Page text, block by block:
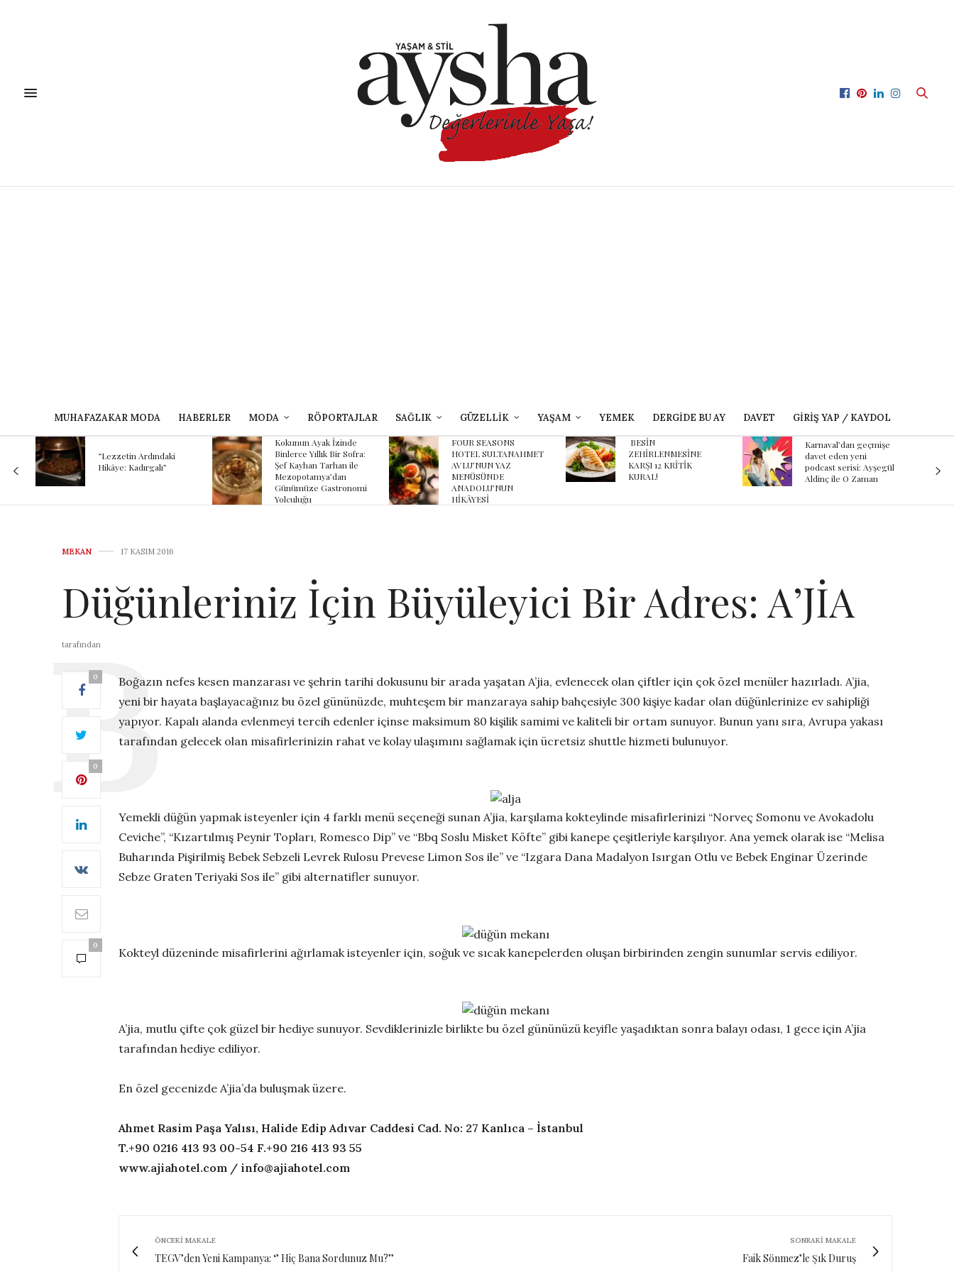
MUHAFAZAKAR MODA HABERLER MODA RÖPORTAJLAR SAĞLIK GÜZELLİK YAŞAM YEMEK DERGIDE BU AY DAVET GIRIŞ YAP / KAYDOL
“Lezzetin Ardındaki
Hikâye: Kadırgalı”
Kokunun Ayak İzinde
Binlerce Yıllık Bir Sofra:
Şef Kayhan Tarhan ile
Mezopotamya’dan
Günümüze Gastronomi
Yolculuğu
FOUR SEASONS
HOTEL SULTANAHMET
AVLU’NUN YAZ
MENÜSÜNDE
ANADOLU’NUN
HİKÂYESİ
BESİN
ZEHİRLENMESİNE
KARŞI 12 KRİTİK
KURAL!
Karnaval’dan geçmişe
davet eden yeni
podcast serisi: Ayşegül
Aldinç ile O Zaman
MEKAN 17 KASIM 2016
Düğünleriniz İçin Büyüleyici Bir Adres: A’JİA
tarafından
0
0
0
Boğazın nefes kesen manzarası ve şehrin tarihi dokusunu bir arada yaşatan A’jia, evlenecek olan çiftler için çok özel menüler hazırladı. A’jia,
yeni bir hayata başlayacağınız bu özel gününüzde, muhteşem bir manzaraya sahip bahçesiyle 300 kişiye kadar olan düğünlerinize ev sahipliği
yapıyor. Kapalı alanda evlenmeyi tercih edenler içinse maksimum 80 kişilik samimi ve kaliteli bir ortam sunuyor. Bunun yanı sıra, Avrupa yakası
tarafından gelecek olan misafirlerinizin rahat ve kolay ulaşımını sağlamak için ücretsiz shuttle hizmeti bulunuyor.
Yemekli düğün yapmak isteyenler için 4 farklı menü seçeneği sunan A’jia, karşılama kokteylinde misafirlerinizi “Norveç Somonu ve Avokadolu
Ceviche”, “Kızartılmış Peynir Topları, Romesco Dip” ve “Bbq Soslu Misket Köfte” gibi kanepe çeşitleriyle karşılıyor. Ana yemek olarak ise “Melisa
Buharında Pişirilmiş Bebek Sebzeli Levrek Rulosu Prevese Limon Sos ile” ve “Izgara Dana Madalyon Isırgan Otlu ve Bebek Enginar Üzerinde
Sebze Graten Teriyaki Sos ile” gibi alternatifler sunuyor.
Kokteyl düzeninde misafirlerini ağırlamak isteyenler için, soğuk ve sıcak kanepelerden oluşan birbirinden zengin sunumlar servis ediliyor.
A’jia, mutlu çifte çok güzel bir hediye sunuyor. Sevdiklerinizle birlikte bu özel gününüzü keyifle yaşadıktan sonra balayı odası, 1 gece için A’jia
tarafından hediye ediliyor.
En özel gecenizde A’jia’da buluşmak üzere.
Ahmet Rasim Paşa Yalısı, Halide Edip Adıvar Caddesi Cad. No: 27 Kanlıca – İstanbul
T.+90 0216 413 93 00-54 F.+90 216 413 93 55
www.ajiahotel.com / info@ajiahotel.com
ÖNCEKI MAKALE
TEGV’den Yeni Kampanya: ‘’ Hiç Bana Sordunuz Mu?’’
SONRAKI MAKALE
Faik Sönmez’le Şık Duruş